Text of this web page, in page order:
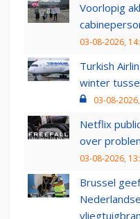
Voorlopig
03-08-2026,
Turkish
winter
03-08-
Netflix
over
03-08-2026,
Brussel